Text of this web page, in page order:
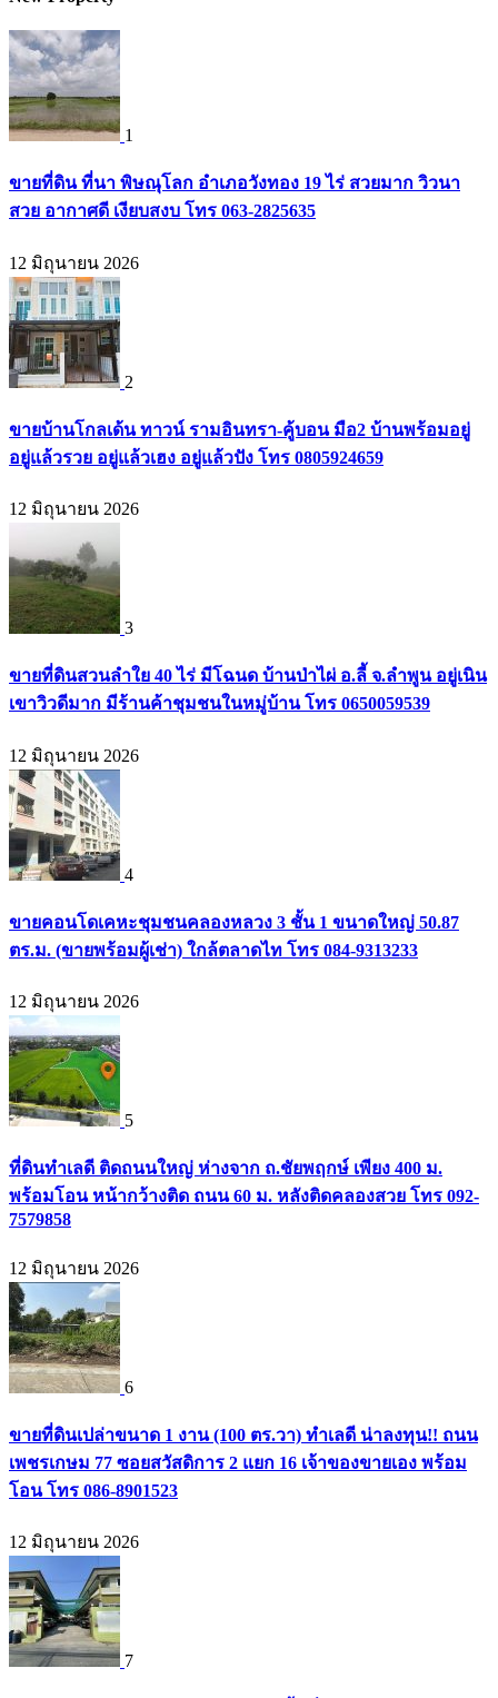
1
ขายที่ดิน ที่นา พิษณุโลก อำเภอวังทอง 19 ไร่ สวยมาก วิวนา
สวย อากาศดี เงียบสงบ โทร 063-2825635
12 มิถุนายน 2026
2
ขายบ้านโกลเด้น ทาวน์ รามอินทรา-คู้บอน มือ2 บ้านพร้อมอยู่
อยู่แล้วรวย อยู่แล้วเฮง อยู่แล้วปัง โทร 0805924659
12 มิถุนายน 2026
3
ขายที่ดินสวนลำใย 40 ไร่ มีโฉนด บ้านป่าไผ่ อ.ลี้ จ.ลำพูน อยู่เนิน
เขาวิวดีมาก มีร้านค้าชุมชนในหมู่บ้าน โทร 0650059539
12 มิถุนายน 2026
4
ขายคอนโดเคหะชุมชนคลองหลวง 3 ชั้น 1 ขนาดใหญ่ 50.87
ตร.ม. (ขายพร้อมผู้เช่า) ใกล้ตลาดไท โทร 084-9313233
12 มิถุนายน 2026
5
ที่ดินทำเลดี ติดถนนใหญ่ ห่างจาก ถ.ชัยพฤกษ์ เพียง 400 ม.
พร้อมโอน หน้ากว้างติด ถนน 60 ม. หลังติดคลองสวย โทร 092-
7579858
12 มิถุนายน 2026
6
ขายที่ดินเปล่าขนาด 1 งาน (100 ตร.วา) ทำเลดี น่าลงทุน!! ถนน
เพชรเกษม 77 ซอยสวัสดิการ 2 แยก 16 เจ้าของขายเอง พร้อม
โอน โทร 086-8901523
12 มิถุนายน 2026
7